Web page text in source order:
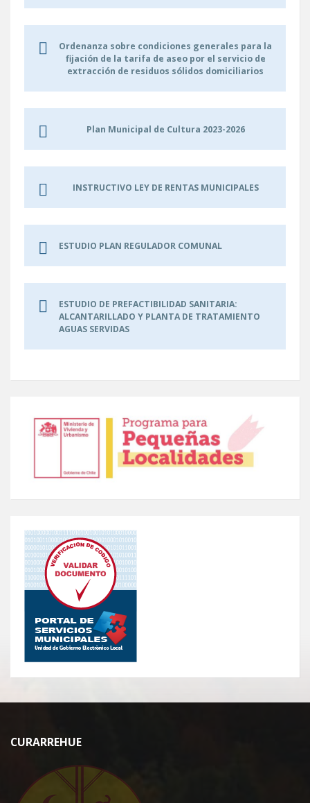
Ordenanza sobre condiciones generales para la
fijación de la tarifa de aseo por el servicio de
extracción de residuos sólidos domiciliarios
Plan Municipal de Cultura 2023-2026
INSTRUCTIVO LEY DE RENTAS MUNICIPALES
ESTUDIO PLAN REGULADOR COMUNAL
ESTUDIO DE PREFACTIBILIDAD SANITARIA:
ALCANTARILLADO Y PLANTA DE TRATAMIENTO
AGUAS SERVIDAS
CURARREHUE